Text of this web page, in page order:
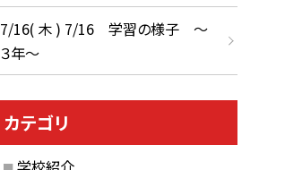
7/16( 木 ) 7/16 学習の様子 ～
３年～
カテゴリ